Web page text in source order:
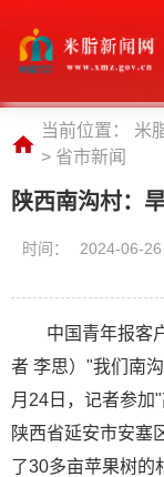
当前位置： 米
> 省市新闻
陕西南沟村：
时间： 2024-06-
中国青年报客
者 李思）"我们南
月24日，记者参加
陕西省延安市安塞
了30多亩苹果树的